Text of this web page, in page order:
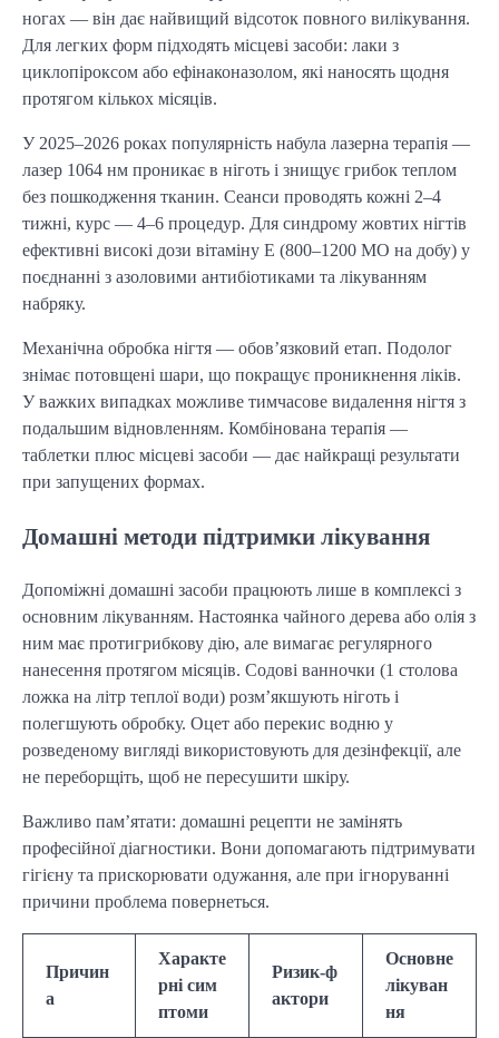
ногах — він дає найвищий відсоток повного вилікування.
Для легких форм підходять місцеві засоби: лаки з
циклопіроксом або ефінаконазолом, які наносять щодня
протягом кількох місяців.
У 2025–2026 роках популярність набула лазерна терапія —
лазер 1064 нм проникає в ніготь і знищує грибок теплом
без пошкодження тканин. Сеанси проводять кожні 2–4
тижні, курс — 4–6 процедур. Для синдрому жовтих нігтів
ефективні високі дози вітаміну Е (800–1200 МО на добу) у
поєднанні з азоловими антибіотиками та лікуванням
набряку.
Механічна обробка нігтя — обов’язковий етап. Подолог
знімає потовщені шари, що покращує проникнення ліків.
У важких випадках можливе тимчасове видалення нігтя з
подальшим відновленням. Комбінована терапія —
таблетки плюс місцеві засоби — дає найкращі результати
при запущених формах.
Домашні методи підтримки лікування
Допоміжні домашні засоби працюють лише в комплексі з
основним лікуванням. Настоянка чайного дерева або олія з
ним має протигрибкову дію, але вимагає регулярного
нанесення протягом місяців. Содові ванночки (1 столова
ложка на літр теплої води) розм’якшують ніготь і
полегшують обробку. Оцет або перекис водню у
розведеному вигляді використовують для дезінфекції, але
не переборщіть, щоб не пересушити шкіру.
Важливо пам’ятати: домашні рецепти не замінять
професійної діагностики. Вони допомагають підтримувати
гігієну та прискорювати одужання, але при ігноруванні
причини проблема повернеться.
Причин
а
Характе
рні сим
птоми
Ризик-ф
актори
Основне
лікуван
ня